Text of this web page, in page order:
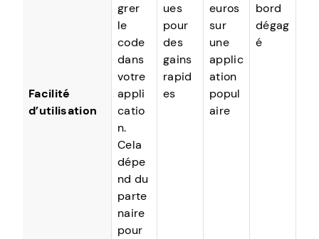
Facilité
d’utilisation
grer
le
code
dans
votre
appli
catio
n.
Cela
dépe
nd du
parte
naire
pour
ues
pour
des
gains
rapid
es
euros
sur
une
applic
ation
popul
aire
bord
dégag
é